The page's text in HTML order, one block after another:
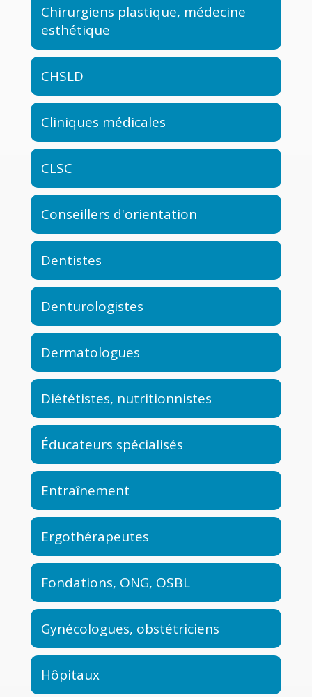
Chirurgiens plastique, médecine
esthétique
CHSLD
Cliniques médicales
CLSC
Conseillers d'orientation
Dentistes
Denturologistes
Dermatologues
Diététistes, nutritionnistes
Éducateurs spécialisés
Entraînement
Ergothérapeutes
Fondations, ONG, OSBL
Gynécologues, obstétriciens
Hôpitaux